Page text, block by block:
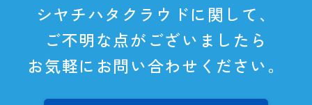
シヤチハタクラウドに関して、
ご不明な点がございましたら
お気軽にお問い合わせください。